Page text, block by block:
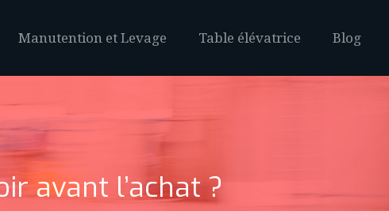
Manutention et Levage Table élévatrice Blog
avant l’achat ?